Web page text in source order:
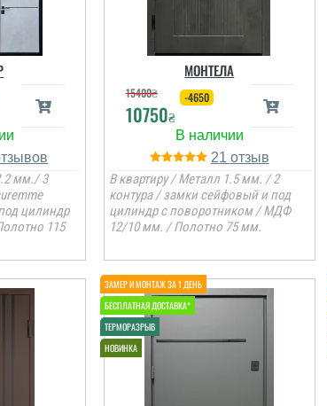
мм./ 3
цилиндр
115
МОНТЕЛА
15400₴
10750₴
-4650
21
В квартиру / Металл 1.5 мм. / 2
контура / замки сейфовый и под
цилиндр с поворотником / МДФ
12/10 мм. / Полотно 75 мм.